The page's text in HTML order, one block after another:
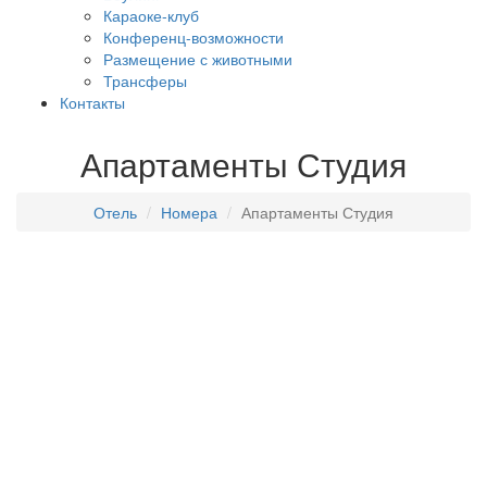
Караоке-клуб
Конференц-возможности
Размещение с животными
Трансферы
Контакты
Апартаменты Студия
Отель Номера Апартаменты Студия